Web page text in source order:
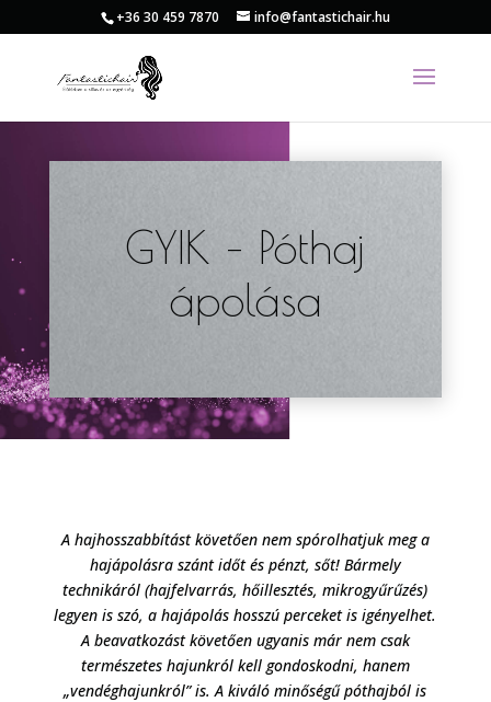
+36 30 459 7870 info@fantastichair.hu
GYIK – Póthaj
ápolása
A hajhosszabbítást követően nem spórolhatjuk meg a
hajápolásra szánt időt és pénzt, sőt! Bármely
technikáról (hajfelvarrás, hőillesztés, mikrogyűrűzés)
legyen is szó, a hajápolás hosszú perceket is igényelhet.
A beavatkozást követően ugyanis már nem csak
természetes hajunkról kell gondoskodni, hanem
„vendéghajunkról” is. A kiváló minőségű póthajból is